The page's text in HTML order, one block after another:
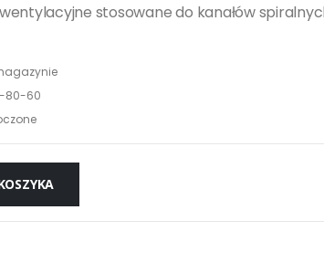
stosowane do kanałów
80-60